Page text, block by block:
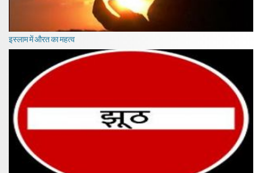
इस्लाम में औरत का महत्व